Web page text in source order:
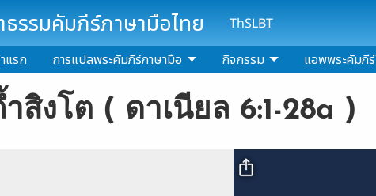
รรมคัมภีร์ภาษามือไทย ThSLBT
แรก การแปลพระคัมภีร์ภาษามือ กิจกรรม แอพพระคัมภีร์
สิงโต ( ดาเนียล 6:1-28a )
Video file